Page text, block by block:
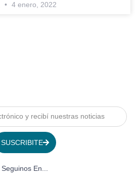
4 enero, 2022
SUSCRIBITE
Seguinos En...